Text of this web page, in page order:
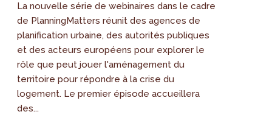
La nouvelle série de webinaires dans le cadre
de PlanningMatters réunit des agences de
planification urbaine, des autorités publiques
et des acteurs européens pour explorer le
rôle que peut jouer l'aménagement du
territoire pour répondre à la crise du
logement. Le premier épisode accueillera
des...